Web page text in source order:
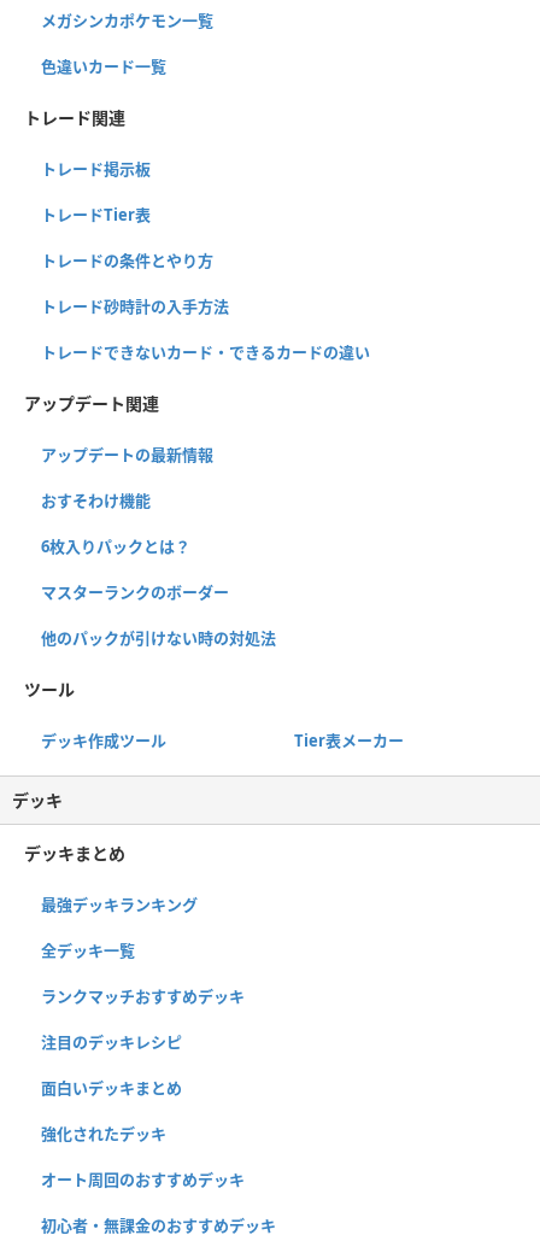
メガシンカポケモン一覧
色違いカード一覧
トレード関連
トレード掲示板
トレードTier表
トレードの条件とやり方
トレード砂時計の入手方法
トレードできないカード・できるカードの違い
アップデート関連
アップデートの最新情報
おすそわけ機能
6枚入りパックとは？
マスターランクのボーダー
他のパックが引けない時の対処法
ツール
デッキ作成ツール Tier表メーカー
デッキ
デッキまとめ
最強デッキランキング
全デッキ一覧
ランクマッチおすすめデッキ
注目のデッキレシピ
面白いデッキまとめ
強化されたデッキ
オート周回のおすすめデッキ
初心者・無課金のおすすめデッキ